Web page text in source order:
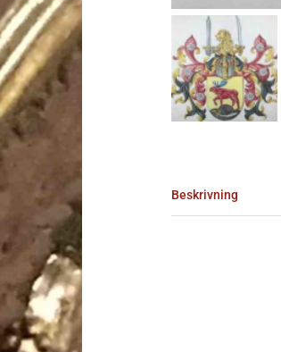
Beskrivning